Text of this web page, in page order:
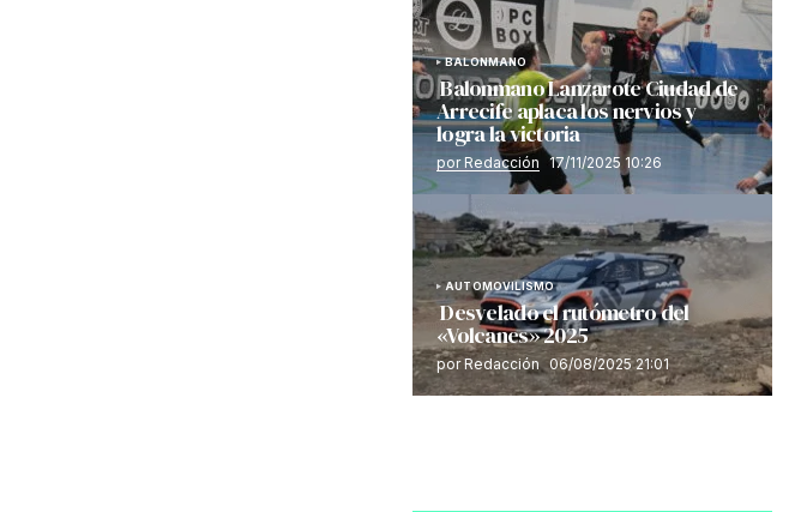
BALONMANO
Balonmano Lanzarote Ciudad de
Arrecife aplaca los nervios y
logra la victoria
por Redacción 17/11/2025 10:26
AUTOMOVILISMO
Desvelado el rutómetro del
«Volcanes» 2025
por Redacción 06/08/2025 21:01